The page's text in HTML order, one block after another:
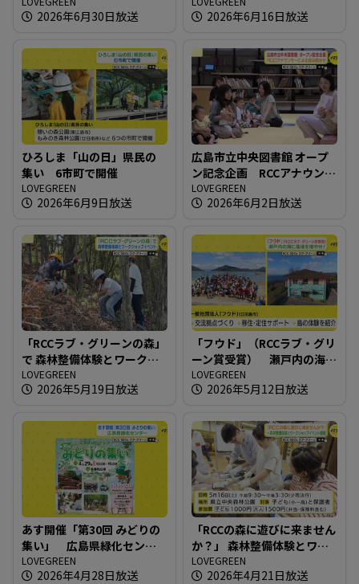
2026年6月30日放送 2026年6月16日放送
ひろしま「山の日」県民の
集い 6市町で開催
LOVEGREEN
2026年6月9日放送
広島市立中央図書館 オープ
ン記念企画 RCCアナウンサ
ーによる読み聞かせ
LOVEGREEN
2026年6月2日放送
「RCCラブ・グリーンの森」
で 森林整備体験とワークシ
ョップイベント
LOVEGREEN
2026年5月19日放送
「フウド」（RCCラブ・グリ
ーン賞受賞） 瀬戸内の海
に藻場を増やせ！
LOVEGREEN
2026年5月12日放送
あす開催「第30回 みどりの
集い」 広島県緑化センタ
ー
LOVEGREEN
2026年4月28日放送
「RCCの森に遊びに来ません
か？」 森林整備体験とワー
クショップイベント開催
LOVEGREEN
2026年4月21日放送